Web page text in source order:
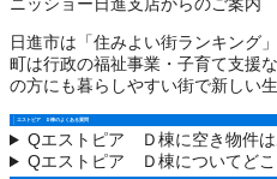
日進市は「住みよい街ランキング
町は行政の福祉事業・子育て支援
の方にも暮らしやすい街で新しい
エストピア Ｄ棟のよくある質問
Qエストピア Ｄ棟に空き物件は
Qエストピア Ｄ棟についてどこ